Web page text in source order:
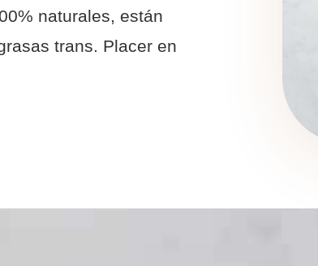
naturales, están
trans. Placer en